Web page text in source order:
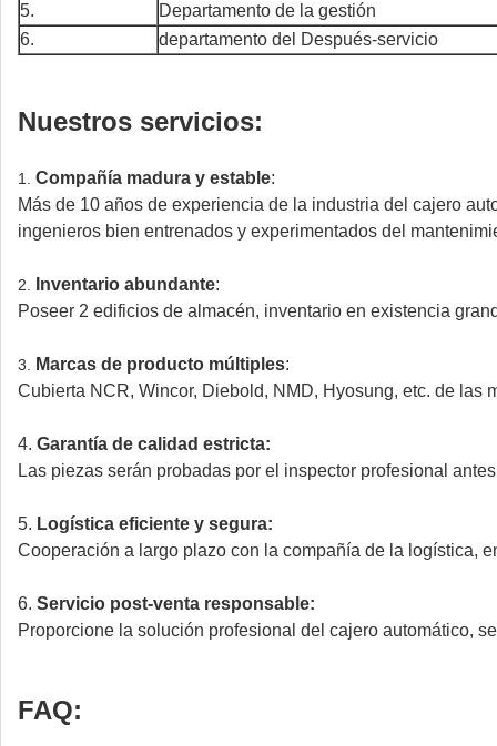
5.
Departamento de la gestión
6.
departamento del Después-servicio
Nuestros servicios:
1. Compañía madura y estable:
Más de 10 años de experiencia de la industria del cajero
ingenieros bien entrenados y experimentados del
2. Inventario abundante:
Poseer 2 edificios de almacén, inventario en existencia
3. Marcas de producto múltiples:
Cubierta NCR, Wincor, Diebold, NMD, Hyosung, etc. de las
4. Garantía de calidad estricta:
Las piezas serán probadas por el inspector profesional
5. Logística eficiente y segura:
Cooperación a largo plazo con la compañía de la logística,
6. Servicio post-venta responsable:
Proporcione la solución profesional del cajero automático,
FAQ: